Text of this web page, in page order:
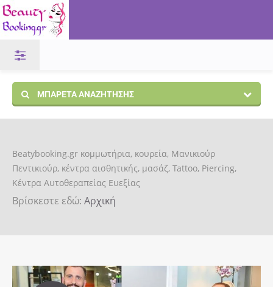
ΜΠΑΡΈΤΑ ΑΝΑΖΉΤΗΣΗΣ
Beatybooking.gr κομμωτήρια, κουρεία, Μανικιούρ
Πεντικιούρ, κέντρα αισθητικής, μασάζ, Tattoo, Piercing,
Κέντρα Αυτοθεραπείας Ευεξίας
Βρίσκεστε εδώ: Αρχική